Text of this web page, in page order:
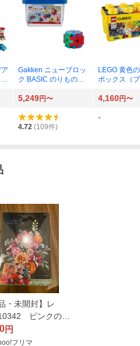
Gakken ニューブロッ
ク BASIC のりものセ
LEGO 黄色
ボックス（
5,249円〜 4,160円〜
4.72 (109件)
-
・未開封】レ
ピンクのブ
円
フリマ